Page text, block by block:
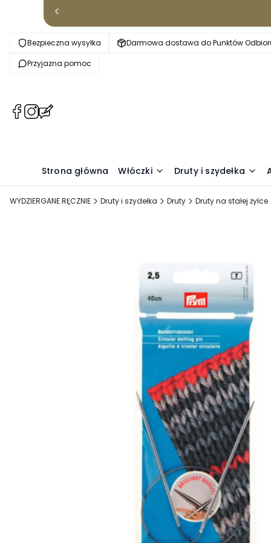
Bezpieczna wysyłka
Darmowa dostawa do Punktów
Przyjazna pomoc
(Otwiera
karcie)
(Otwiera
karcie)
(Otwiera
karcie)
Strona główna Włóczki Druty i szydełka
WYDZIERGANE RĘCZNIE Druty i szydełka Druty Druty na stałej żyłce